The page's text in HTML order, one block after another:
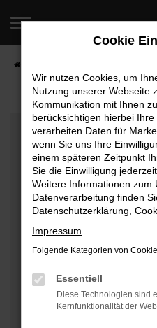
Zum
springen
Fehler: Network
Beim Laden ist ein Fehler
Hier sind ein paar Tipps,
Überprüfe deine
Internetverbindung.
Laden andere
Manche Erweiterungen,
das Laden bestimmter
Funktioniert die Seite in
Cookie
Wir nutzen Cookies, um
Nutzung unserer Webseite
Kommunikation mit Ihnen
berücksichtigen hierbei
verarbeiten Daten für
wenn Sie uns Ihre
einem späteren Zeitpunkt
Sie die Einwilligung
Weitere Informationen zum
Datenverarbeitung finden
Datenschutzerklärung
Impressum
Folgende Kategorien von
Essentiell
Diese Technologien sind
Kernfunktionalität der